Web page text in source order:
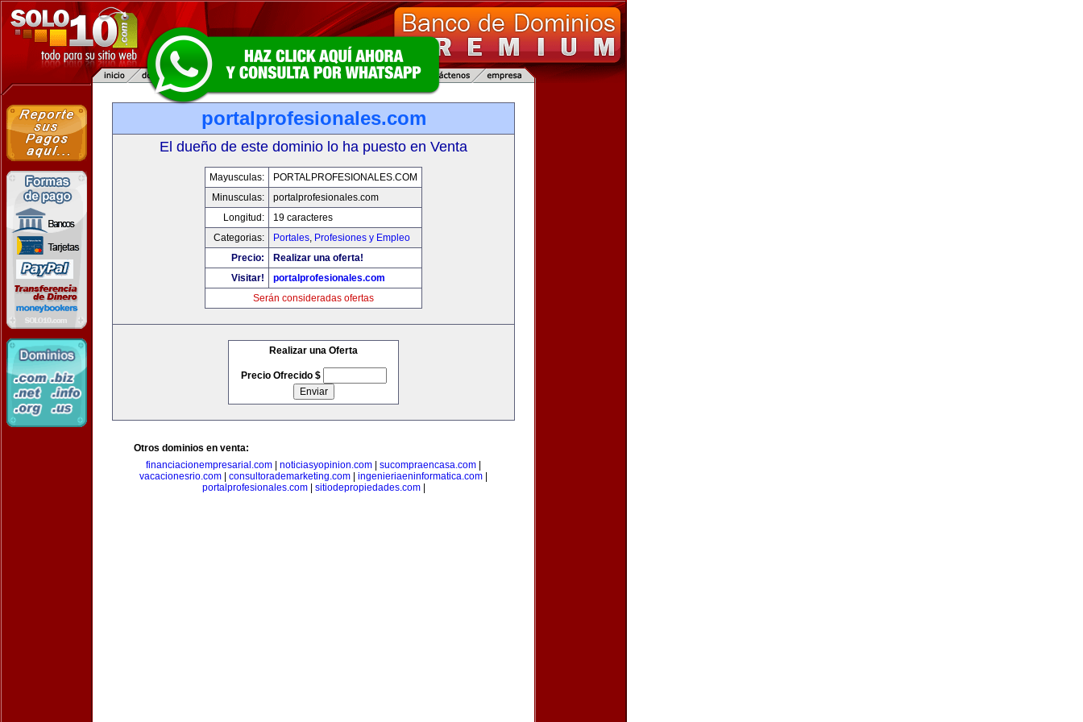
portalprofesionales.com
El dueño de este dominio lo ha puesto en Venta
Mayusculas:
PORTALPROFESIONALES.COM
Minusculas:
portalprofesionales.com
Longitud:
19 caracteres
Categorias:
Portales, Profesiones y Empleo
Precio:
Realizar una oferta!
Visitar!
portalprofesionales.com
Serán consideradas ofertas
Realizar una Oferta
Precio Ofrecido $
Otros dominios en venta:
financiacionempresarial.com
noticiasyopinion.com sucompraencasa.com
vacacionesrio.com
consultorademarketing.com ingenieriaeninformatica.com
portalprofesionales.com| sitiodepropiedades.com|